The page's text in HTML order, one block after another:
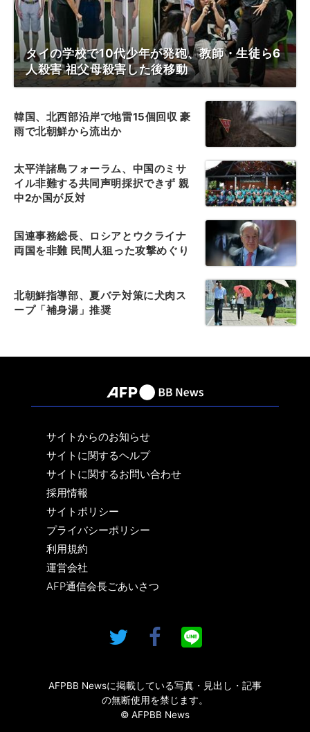
タイの学校で10代少年が発砲、教師・生徒ら6
人殺害 祖父母殺害した後移動
韓国、北西部沿岸で地雷15個回収 豪
雨で北朝鮮から流出か
太平洋諸島フォーラム、中国のミサ
イル非難する共同声明採択できず 親
中2か国が反対
国連事務総長、ロシアとウクライナ
両国を非難 民間人狙った攻撃めぐり
北朝鮮指導部、夏バテ対策に犬肉ス
ープ「補身湯」推奨
サイトからのお知らせ
サイトに関するヘルプ
サイトに関するお問い合わせ
採用情報
サイトポリシー
プライバシーポリシー
利用規約
運営会社
AFP通信会長ごあいさつ
AFPBB Newsに掲載している写真・見出し・記事
の無断使用を禁じます。
© AFPBB News